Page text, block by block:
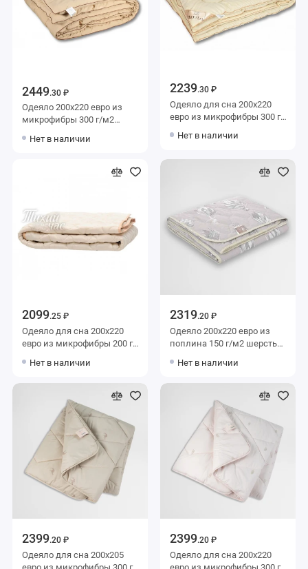
2449.30 ₽
Одеяло 200х220 евро из
микрофибры 300 г/м2
силиконизированное
Нет в наличии
2239.30 ₽
Одеяло для сна 200х220
евро из микрофибры 300 г/
силиконизированное
Нет в наличии
2099.25 ₽
Одеяло для сна 200х220
евро из микрофибры 200 г/
силиконизированное
Нет в наличии
2319.20 ₽
Одеяло 200х220 евро из
поплина 150 г/м2 шерсть
Нет в наличии
2399.20 ₽
Одеяло для сна 200х205
2399.20 ₽
Одеяло для сна 200х220